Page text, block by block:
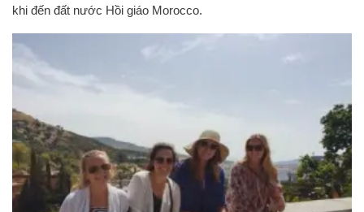
khi đến đất nước Hồi giáo Morocco.